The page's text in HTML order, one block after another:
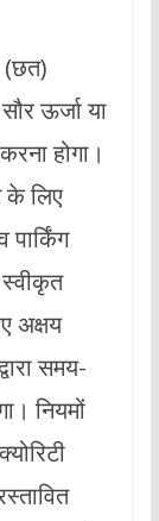
(छत)
ऊर्जा या
होगा।
के लिए
स्वीकृत
अक्षय
समय-
नियमों